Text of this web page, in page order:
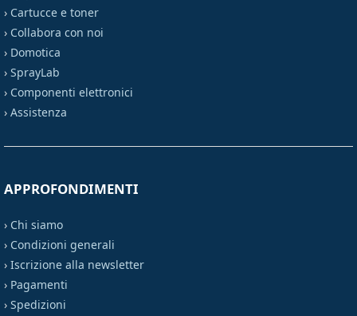
› Cartucce e toner
› Collabora con noi
› Domotica
› SprayLab
› Componenti elettronici
› Assistenza
APPROFONDIMENTI
› Chi siamo
› Condizioni generali
› Iscrizione alla newsletter
› Pagamenti
› Spedizioni